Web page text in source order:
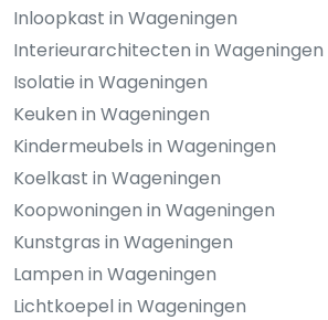
Inloopkast in Wageningen
Interieurarchitecten in Wageningen
Isolatie in Wageningen
Keuken in Wageningen
Kindermeubels in Wageningen
Koelkast in Wageningen
Koopwoningen in Wageningen
Kunstgras in Wageningen
Lampen in Wageningen
Lichtkoepel in Wageningen